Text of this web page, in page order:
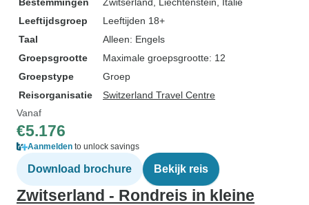
Leeftijdsgroep
Leeftijden 18+
Taal
Alleen: Engels
Groepsgrootte
Maximale groepsgrootte: 12
Groepstype
Groep
Reisorganisatie
Switzerland Travel Centre
Vanaf
€5.176
Aanmelden to unlock savings
Download brochure Bekijk reis
Zwitserland - Rondreis in kleine